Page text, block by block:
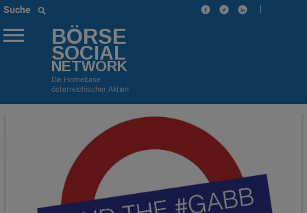
Suche |
BÖRSE
SOCIAL
NETWORK
Die Homebase
österreichischer Aktien